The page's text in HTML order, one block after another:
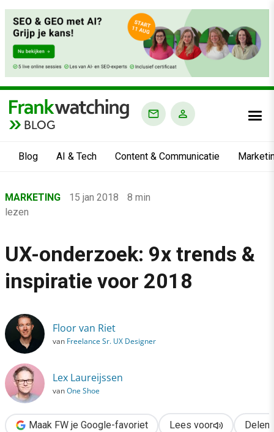
BLOG
Blog AI & Tech Content & Communicatie
›
Marketing
MARKETING 15 jan 2018
8 min
lezen
UX-onderzoek: 9x trends &
inspiratie voor 2018
Floor van Riet
van Freelance Sr. UX Designer
Lex Laureijssen
vanOne Shoe
Maak FW je Google-favoriet Lees voor Delen